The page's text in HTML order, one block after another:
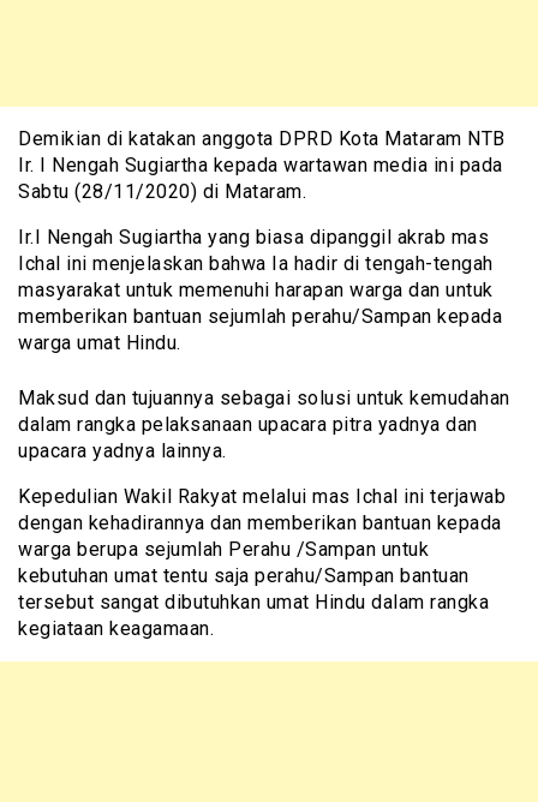
Demikian di katakan anggota DPRD Kota Mataram NTB
Ir. I Nengah Sugiartha kepada wartawan media ini pada
Sabtu (28/11/2020) di Mataram.
Ir.I Nengah Sugiartha yang biasa dipanggil akrab mas
Ichal ini menjelaskan bahwa Ia hadir di tengah-tengah
masyarakat untuk memenuhi harapan warga dan untuk
memberikan bantuan sejumlah perahu/Sampan kepada
warga umat Hindu.
Maksud dan tujuannya sebagai solusi untuk kemudahan
dalam rangka pelaksanaan upacara pitra yadnya dan
upacara yadnya lainnya.
Kepedulian Wakil Rakyat melalui mas Ichal ini terjawab
dengan kehadirannya dan memberikan bantuan kepada
warga berupa sejumlah Perahu /Sampan untuk
kebutuhan umat tentu saja perahu/Sampan bantuan
tersebut sangat dibutuhkan umat Hindu dalam rangka
kegiataan keagamaan.